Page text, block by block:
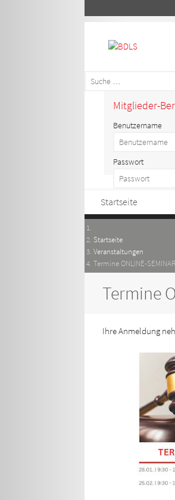
Mitglieder-
Benutzername
Passwort
Startseite
Startseite
Veranstaltungen
Termine ONLINE-
Termine
Ihre Anmeldung